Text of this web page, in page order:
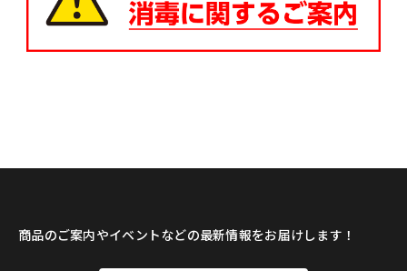
商品のご案内やイベントなどの最新情報をお届けします！